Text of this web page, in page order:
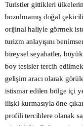
Turistler gittikleri
bozulmamış doğal
orijinal haliyle görmek
turizm anlayışını
bireysel seyahatler,
boy tesisler tercih
gelişim aracı olarak
istismar edilen bölge içi
ilişki kurmasıyla öne
profili tercihlere olanak